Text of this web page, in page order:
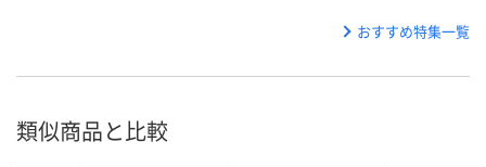
おすすめ特集一覧
類似商品と比較